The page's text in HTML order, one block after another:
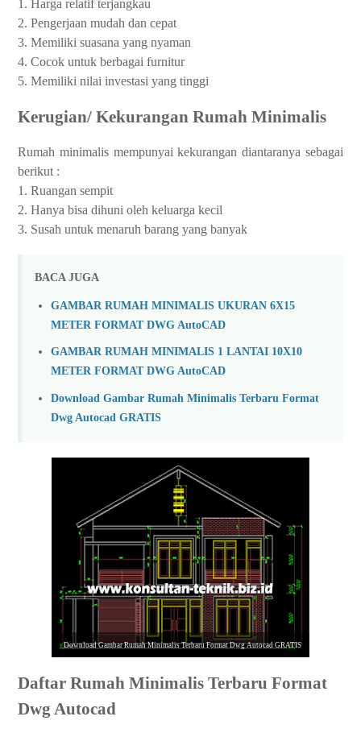
1. Harga relatif terjangkau
2. Pengerjaan mudah dan cepat
3. Memiliki suasana yang nyaman
4. Cocok untuk berbagai furnitur
5. Memiliki nilai investasi yang tinggi
Kerugian/ Kekurangan Rumah Minimalis
Rumah minimalis mempunyai kekurangan diantaranya sebagai
berikut :
1. Ruangan sempit
2. Hanya bisa dihuni oleh keluarga kecil
3. Susah untuk menaruh barang yang banyak
BACA JUGA
GAMBAR RUMAH MINIMALIS UKURAN 6X15
METER FORMAT DWG AutoCAD
GAMBAR RUMAH MINIMALIS 1 LANTAI 10X10
METER FORMAT DWG AutoCAD
Download Gambar Rumah Minimalis Terbaru Format
Dwg Autocad GRATIS
Download Gambar Rumah Minimalis Terbaru Format Dwg Autocad GRATIS
Daftar Rumah Minimalis Terbaru Format
Dwg Autocad